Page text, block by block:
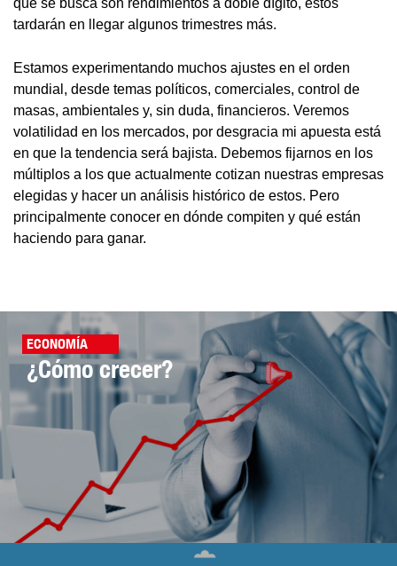
que se busca son rendimientos a doble dígito, estos
tardarán en llegar algunos trimestres más.
Estamos experimentando muchos ajustes en el orden
mundial, desde temas políticos, comerciales, control de
masas, ambientales y, sin duda, financieros. Veremos
volatilidad en los mercados, por desgracia mi apuesta está
en que la tendencia será bajista. Debemos fijarnos en los
múltiplos a los que actualmente cotizan nuestras empresas
elegidas y hacer un análisis histórico de estos. Pero
principalmente conocer en dónde compiten y qué están
haciendo para ganar.
ECONOMÍA
¿Cómo crecer?